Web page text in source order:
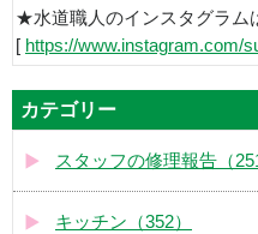
★水道職人のインスタグラム
[ https://www.instagram.com/
カテゴリー
スタッフの修理報告（
キッチン（352）